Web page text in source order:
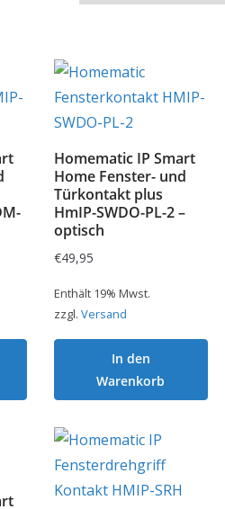
Homematic IP Smart
Home Fenster- und
Türkontakt plus
HmIP-SWDO-PL-2 –
optisch
€49,95
Enthält 19% Mwst.
zzgl. Versand
In den
Warenkorb